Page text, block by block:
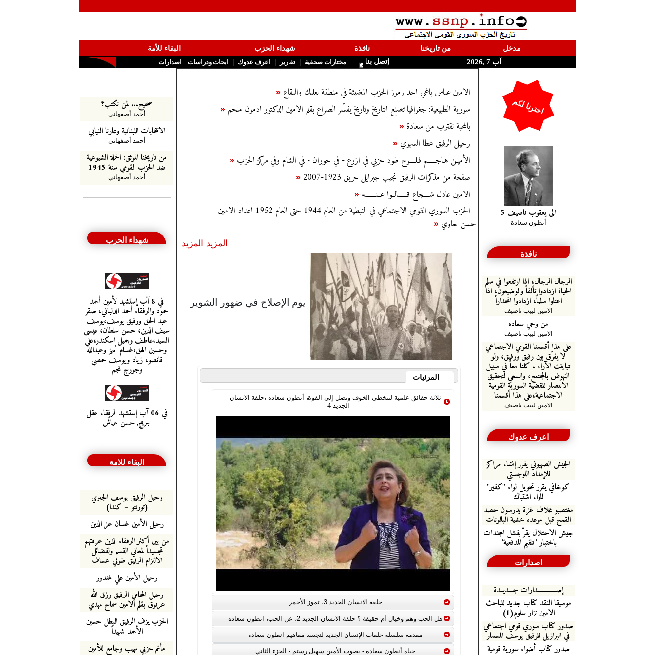
مدخل من تاريخنا نافذة شهداء الحزب
البقاء للأمة
آب 7 ,2026
إتصل بنا مختارات صحفية | تقارير | اعرف عدوك | ابحاث ودراسات اصدارات
صحيح... لمن نكتب؟
أحمد أصفهاني
الانتخابات اللبنانية وعارنا النيابي
أحمد أصفهاني
من تاريخنا الموثق: الحملة الشيوعية
ضد الحزب القومي سنة 1945
أحمد أصفهاني
شهداء الحزب
في 8 آب إستشهد لأمين أحمد
حمود والرفقاء أحمد الدلباني، صقر
عبد الحق ورفيق يوسف،يوسف
سيف الدين، حسن سلطان، عيسى
السيد،عاطف وجميل اسكندر،علي
وحسين الهق،غسام أمهز وعبدالله
قانصو، زياد ويوسف حمصي
وجورج نجم
في 06 آب إستشهد الرفقاء عقل
جريج, حسن عياشً
البقاء للامة
رحيل الرفيق يوسف الجبري
(تورنتو – كندا)
رحيل الأمين غسان عز الدين
من بين أكثر الرفقاء الذين عرفتهم
تجسيداً لمعاني القسم ولفضائل
الالتزام الرفيق طوني عساف
رحيل الأمين علي غندور
رحيل المحامي الرفيق رزق الله
عرنوق بقلم الامين سماح مهدي
الحزب يزف الرفيق البطل حسين
الأحمد شهيداً
مأتم حزبي مهيب وجامع للأمين
اخترنا لكم
الى يعقوب ناصيف 5
أنطون سعادة
نافذة
الرجال الرجال، اذا ارتفعوا في سلم
الحياة ازدادوا تألقاً والوضيعون، اذا
اعتلوا سلماً، ازدادوا انحداراً
الامين لبيب ناصيف
من وحي سعاده
الامين لبيب ناصيف
على هذا أقسمنا القومي الاجتماعي
لا يفرّق بين رفيق ورفيق، ولو
تباينت الآراء . كلنا معاً في سبيل
النهوض بالمجتمع، والسعي لتحقيق
الانتصار للقضية السورية القومية
الاجتماعية،على هذا أقسمنا
الامين لبيب ناصيف
اعرف عدوك
الجيش الصهيوني يقرر إنشاء مراكز
للإمداد اللوجستي
كوخافي يقرر تحويل لواء "كفير"
للواء اشتباك
مغتصبو غلاف غزة يدرسون حصد
القمح قبل موعده خشية البالونات
جيش الاحتلال يقرّ بفشل المجندات
باختبار "تلقيم المدفعية"
اصدارات
إصـــــــــــــدارات جـــديــدة
موسيقا النقد كتاب جديد للباحث
الامين نزار سلوم(1)
صدور كتاب سوري قومي اجتماعي
في البرازيل للرفيق يوسف المسمار
صدور كتاب أضواء سورية قومية
الامين عباس ياغي احد رموز الحزب المضيئة في منطقة بعلبك والبقاع «
سورية الطبيعية: جغرافيا تصنع التاريخ وتاريخ يفسّر الصراع بقلم الامين الدكتور ادمون ملحم «
بالمحبة نقترب من سعادة «
رحيل الرفيق عطا السهوي «
الأميـن هـاجـــــم فـلــــوح طود حزبي في ازرع - في حوران - في الشام وفي مركز الحزب «
صفحة من مذكرات الرفيق نجيب جبرايل حريق 1923-2007 «
الامين عادل شــــجاع قــــــالــوا عــنـــــــه «
الحزب السوري القومي الاجتماعي في النبطية من العام 1944 حتى العام 1952 اعداد الامين
حسن حاوي «
المزيد المزيد
يوم الإصلاح في ضهور الشوير
المرئيات
ثلاثة حقائق علمية لتتخطى الخوف وتصل إلى القوة، أنطون سعاده ،حلقة الانسان
الجديد 4
حلقة الانسان الجديد 3، تموز الأحمر
هل الحب وهم وخيال أم حقيقة ؟ حلقة الانسان الجديد 2، عن الحب، انطون سعاده
مقدمة سلسلة حلقات الإنسان الجديد لنجسد مفاهيم انطون سعاده
حياة أنطون سعادة - بصوت الأمين سهيل رستم - الجزء الثاني